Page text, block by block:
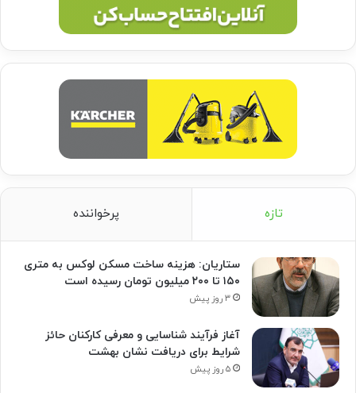
تازه پرخواننده
ستاریان: هزینه ساخت مسکن لوکس به متری
۱۵۰ تا ۲۰۰ میلیون تومان رسیده است
۳ روز پیش
آغاز فرآیند شناسایی و معرفی کارکنان حائز
شرایط برای دریافت نشان بهشت
۵ روز پیش